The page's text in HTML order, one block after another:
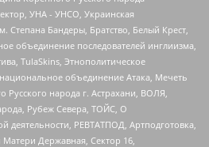
УНА - УНСО, Украинская
Степана Бандеры, Братство, Белый Крест,
объединение последователей инглиизма,
TulaSkins, Этнополитическое
объединение Атака, Мечеть
народа г. Астрахани, ВОЛЯ,
Рубеж Севера, ТОЙС, О
деятельности, РЕВТАТПОД, Артподготовка,
Державная, Сектор 16,